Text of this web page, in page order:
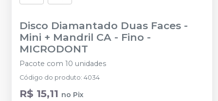
Disco Diamantado Duas Faces -
Mini + Mandril CA - Fino -
MICRODONT
Pacote com 10 unidades
Código do produto: 4034
R$ 15,11 no Pix